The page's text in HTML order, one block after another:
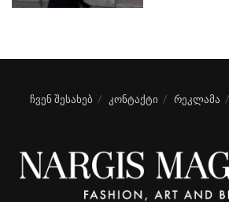
ჩვენ შესახებ კონტაქტი რეკლამა